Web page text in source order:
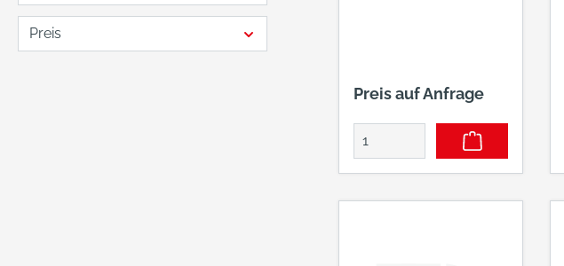
Preis
Preis auf Anfrage